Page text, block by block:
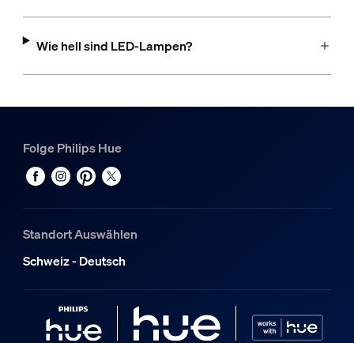
Wie hell sind LED-Lampen?
Folge Philips Hue
Standort Auswählen
Schweiz - Deutsch